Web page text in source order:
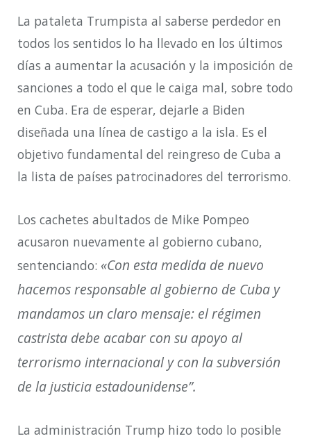
La pataleta Trumpista al saberse perdedor en
todos los sentidos lo ha llevado en los últimos
días a aumentar la acusación y la imposición de
sanciones a todo el que le caiga mal, sobre todo
en Cuba. Era de esperar, dejarle a Biden
diseñada una línea de castigo a la isla. Es el
objetivo fundamental del reingreso de Cuba a
la lista de países patrocinadores del terrorismo.
Los cachetes abultados de Mike Pompeo
acusaron nuevamente al gobierno cubano,
sentenciando: «Con esta medida de nuevo
hacemos responsable al gobierno de Cuba y
mandamos un claro mensaje: el régimen
castrista debe acabar con su apoyo al
terrorismo internacional y con la subversión
de la justicia estadounidense”.
La administración Trump hizo todo lo posible